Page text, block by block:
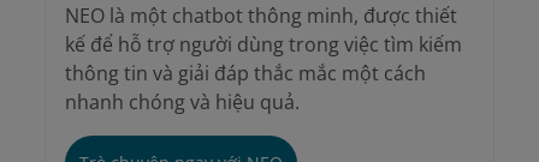
NEO là một chatbot thông minh, được thiết
kế để hỗ trợ người dùng trong việc tìm kiếm
thông tin và giải đáp thắc mắc một cách
nhanh chóng và hiệu quả.